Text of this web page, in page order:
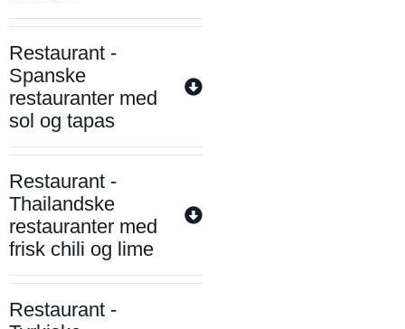
Restaurant -
Spanske
restauranter med
sol og tapas
Restaurant -
Thailandske
restauranter med
frisk chili og lime
Restaurant -